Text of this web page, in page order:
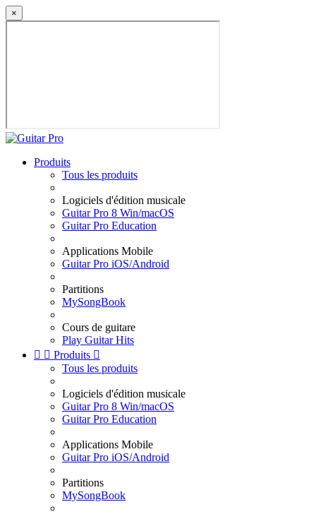
×
Produits
Tous les produits
Logiciels d'édition musicale
Guitar Pro 8 Win/macOS
Guitar Pro Education
Applications Mobile
Guitar Pro iOS/Android
Partitions
MySongBook
Cours de guitare
Play Guitar Hits
  Produits 
Tous les produits
Logiciels d'édition musicale
Guitar Pro 8 Win/macOS
Guitar Pro Education
Applications Mobile
Guitar Pro iOS/Android
Partitions
MySongBook